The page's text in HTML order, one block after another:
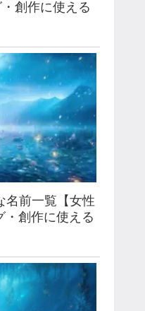
創作に使える
名前一覧【女性
・創作に使える